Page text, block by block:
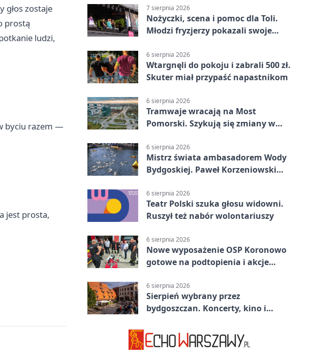
głos zostaje
prostą
ludzi,
byciu razem —
jest prosta,
7 sierpnia 2026
Nożyczki, scena i pomoc dla Toli.
Młodzi fryzjerzy pokazali swoje
6 sierpnia 2026
Wtargnęli do pokoju i zabrali 500 zł.
Skuter miał przypaść napastnikom
6 sierpnia 2026
Tramwaje wracają na Most
Pomorski. Szykują się zmiany w
6 sierpnia 2026
Mistrz świata ambasadorem Wody
Bydgoskiej. Paweł Korzeniowski
6 sierpnia 2026
Teatr Polski szuka głosu widowni.
Ruszył też nabór wolontariuszy
6 sierpnia 2026
Nowe wyposażenie OSP Koronowo
gotowe na podtopienia i akcje
6 sierpnia 2026
Sierpień wybrany przez
bydgoszczan. Koncerty, kino i